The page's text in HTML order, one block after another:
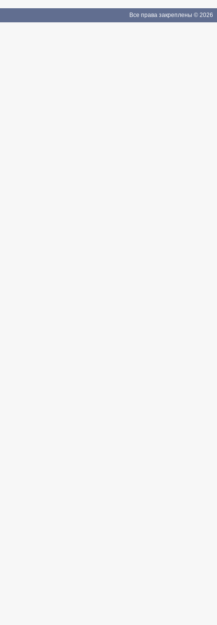
Все права закреплены © 2026